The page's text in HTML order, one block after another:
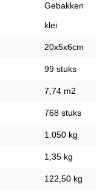
Gebakken
klei
20x5x6cm
99 stuks
7,74 m2
768 stuks
1.050 kg
1,35 kg
122,50 kg